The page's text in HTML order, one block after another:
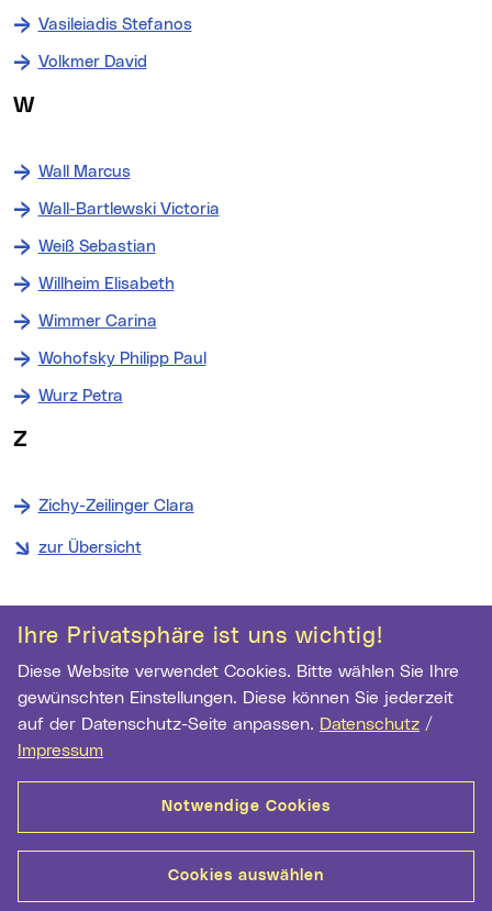
Ihre Privatsphäre ist uns wichtig!
Diese Website verwendet Cookies. Bitte wählen Sie Ihre
gewünschten Einstellungen. Diese können Sie jederzeit
auf der Datenschutz-Seite anpassen. Datenschutz /
Impressum
Notwendige Cookies
Cookies auswählen
Vasileiadis Stefanos
Volkmer David
W
Wall Marcus
Wall-Bartlewski Victoria
Weiß Sebastian
Willheim Elisabeth
Wimmer Carina
Wohofsky Philipp Paul
Wurz Petra
Z
Zichy-Zeilinger Clara
zur Übersicht
Weitere Informationen
Kontakt
Musikschule der Stadt Linz
Fabrikstraße 10
4041 Linz
Telefon:
+43 732 7070 1816
E-Mail Adresse: